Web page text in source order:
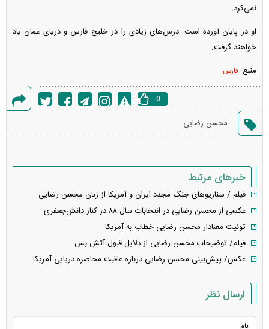
نمی‌کرد.
او در پایان آورده است: درس‌های زیادی را در خلیج فارس و دریای عمان یاد
خواهند گرفت.
منبع: فارس
خطا
0
محسن رضایی
خبرهای مرتبط
فیلم / سناریو‌های جنگ مجدد ایران و آمریکا از زبان محسن رضایی
عکسی از محسن رضایی در انتخابات سال ۸۸ در کنار دانش‌جعفری
توئیت معنادار محسن رضایی خطاب به آمریکا
فیلم/ توضیحات محسن رضایی از دلایل قبول آتش بس
عکس/ پیش‌بینی محسن رضایی درباره عاقبت محاصره دریایی آمریکا
ارسال نظر